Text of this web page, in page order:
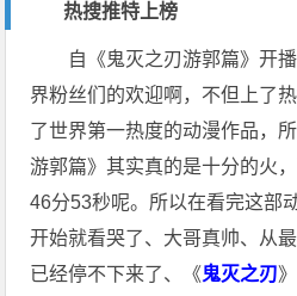
热搜推特上榜
自《鬼灭之刃游郭篇》开
界粉丝们的欢迎啊，不但上了
了世界第一热度的动漫作品，
游郭篇》其实真的是十分的火
46分53秒呢。所以在看完这部
开始就看哭了、大哥真帅、从
已经停不下来了、《鬼灭之刃